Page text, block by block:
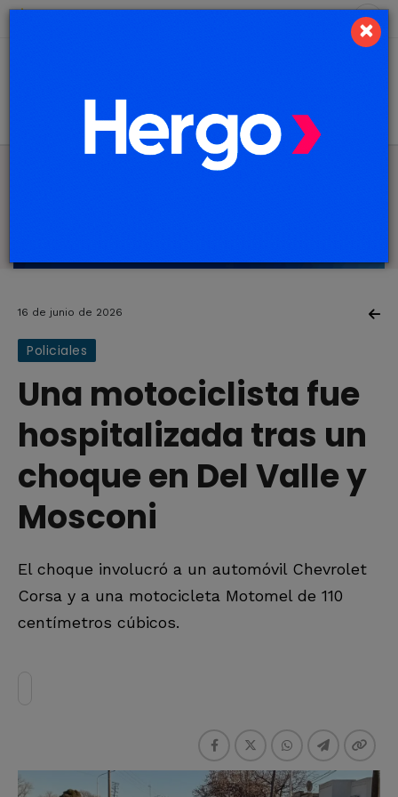
16 de junio de 2026
Policiales
Una motociclista fue
hospitalizada tras un
choque en Del Valle y
Mosconi
El choque involucró a un automóvil Chevrolet
Corsa y a una motocicleta Motomel de 110
centímetros cúbicos.
×